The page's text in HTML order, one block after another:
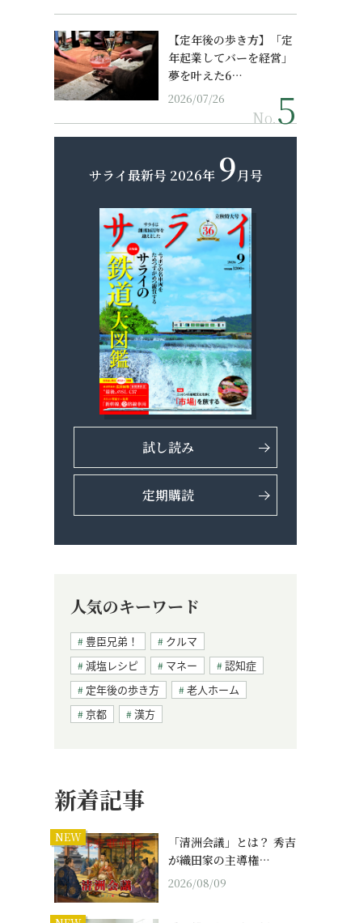
【定年後の歩き方】「定
年起業してバーを経営」
夢を叶えた6…
2026/07/26
No.
サライ最新号 2026年 9月号
試し読み
定期購読
人気のキーワード
豊臣兄弟！
クルマ
減塩レシピ
マネー
認知症
定年後の歩き方
老人ホーム
京都
漢方
新着記事
NEW
「清洲会議」とは？ 秀吉
が織田家の主導権…
2026/08/09